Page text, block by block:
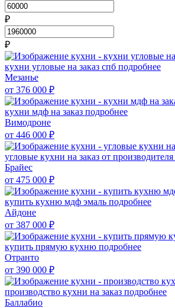
₽
₽
кухни угловые на заказ спб подробнее
Мезанье
от 376 000 ₽
кухни мдф на заказ подробнее
Вимодроне
от 446 000 ₽
угловые кухни на заказ от производителя
Брайес
от 475 000 ₽
купить кухню мдф эмаль подробнее
Айдоне
от 387 000 ₽
купить прямую кухню подробнее
Отранто
от 390 000 ₽
производство кухни на заказ подробнее
Баллабио